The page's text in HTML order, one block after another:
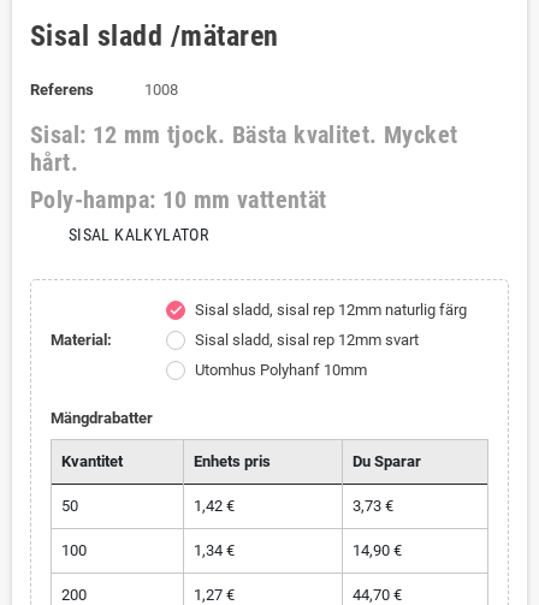
Sisal sladd /mätaren
Referens 1008
Sisal: 12 mm tjock. Bästa kvalitet. Mycket
hårt.
Poly-hampa: 10 mm vattentät
SISAL KALKYLATOR
Material:
check
Sisal sladd, sisal rep 12mm naturlig färg
Sisal sladd, sisal rep 12mm svart
Utomhus Polyhanf 10mm
Mängdrabatter
Kvantitet Enhets pris Du Sparar
50 1,42 € 3,73 €
100 1,34 € 14,90 €
200 1,27 € 44,70 €